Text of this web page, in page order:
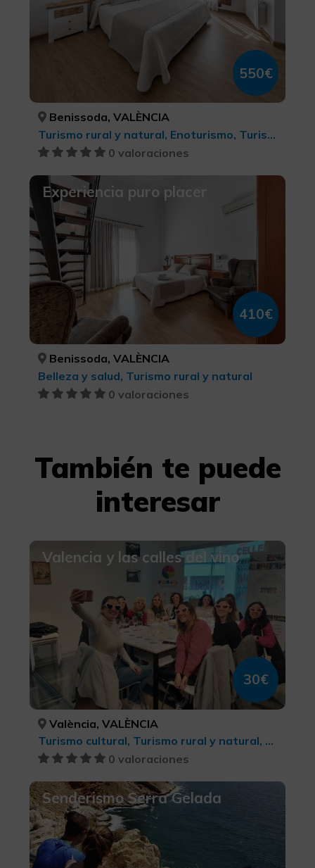
550€
Benissoda, VALÈNCIA
Turismo rural y natural, Enoturismo, Turismo gastronómico
0 valoraciones
Experiencia puro placer
410€
Benissoda, VALÈNCIA
Belleza y salud, Turismo rural y natural
0 valoraciones
También te puede
interesar
Valencia y las calles del vino
30€
València, VALÈNCIA
Turismo cultural, Turismo rural y natural, Enoturismo, Turismo gastronómico, Turismo cultural
0 valoraciones
Senderismo Serra Gelada